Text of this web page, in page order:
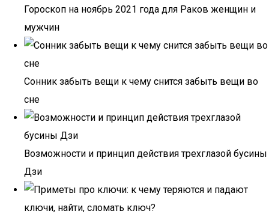
Гороскоп на ноябрь 2021 года для Раков женщин и
мужчин
Сонник забыть вещи к чему снится забыть вещи во
сне
Возможности и принцип действия трехглазой бусины
Дзи